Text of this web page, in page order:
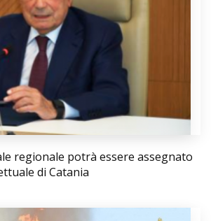
regionale potrà essere assegnato
di Catania